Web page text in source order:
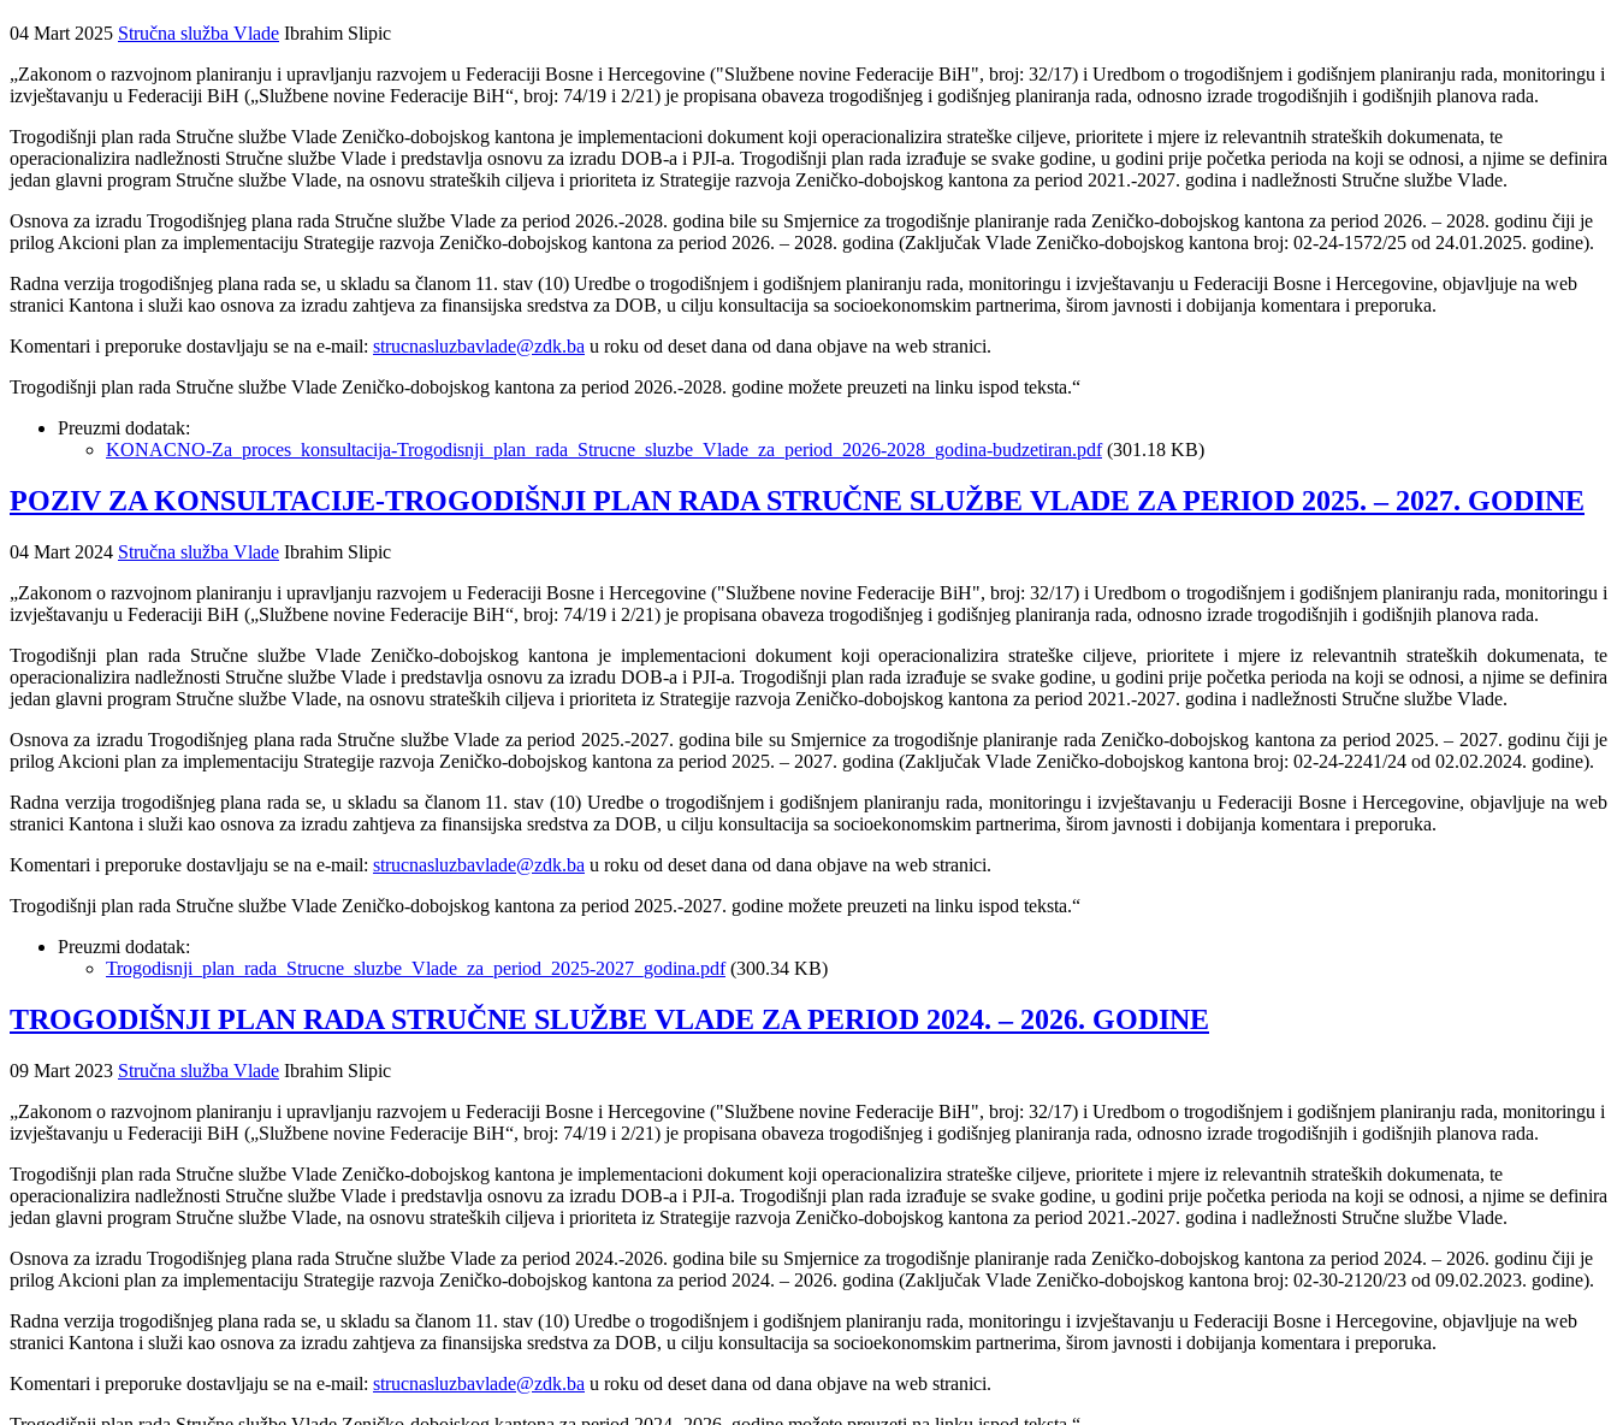
04 Mart 2025 Stručna služba Vlade Ibrahim Slipic
„Zakonom o razvojnom planiranju i upravljanju razvojem u Federaciji Bosne i Hercegovine ("Službene novine Federacije BiH", broj: 32/17) i Uredbom o trogodišnjem i godišnjem planiranju rada, monitoringu i
izvještavanju u Federaciji BiH („Službene novine Federacije BiH“, broj: 74/19 i 2/21) je propisana obaveza trogodišnjeg i godišnjeg planiranja rada, odnosno izrade trogodišnjih i godišnjih planova rada.
Trogodišnji plan rada Stručne službe Vlade Zeničko-dobojskog kantona je implementacioni dokument koji operacionalizira strateške ciljeve, prioritete i mjere iz relevantnih strateških dokumenata, te
operacionalizira nadležnosti Stručne službe Vlade i predstavlja osnovu za izradu DOB-a i PJI-a. Trogodišnji plan rada izrađuje se svake godine, u godini prije početka perioda na koji se odnosi, a njime se definira
jedan glavni program Stručne službe Vlade, na osnovu strateških ciljeva i prioriteta iz Strategije razvoja Zeničko-dobojskog kantona za period 2021.-2027. godina i nadležnosti Stručne službe Vlade.
Osnova za izradu Trogodišnjeg plana rada Stručne službe Vlade za period 2026.-2028. godina bile su Smjernice za trogodišnje planiranje rada Zeničko-dobojskog kantona za period 2026. – 2028. godinu čiji je
prilog Akcioni plan za implementaciju Strategije razvoja Zeničko-dobojskog kantona za period 2026. – 2028. godina (Zaključak Vlade Zeničko-dobojskog kantona broj: 02-24-1572/25 od 24.01.2025. godine).
Radna verzija trogodišnjeg plana rada se, u skladu sa članom 11. stav (10) Uredbe o trogodišnjem i godišnjem planiranju rada, monitoringu i izvještavanju u Federaciji Bosne i Hercegovine, objavljuje na web
stranici Kantona i služi kao osnova za izradu zahtjeva za finansijska sredstva za DOB, u cilju konsultacija sa socioekonomskim partnerima, širom javnosti i dobijanja komentara i preporuka.
Komentari i preporuke dostavljaju se na e-mail: strucnasluzbavlade@zdk.ba u roku od deset dana od dana objave na web stranici.
Trogodišnji plan rada Stručne službe Vlade Zeničko-dobojskog kantona za period 2026.-2028. godine možete preuzeti na linku ispod teksta.“
Preuzmi dodatak:
KONACNO-Za_proces_konsultacija-Trogodisnji_plan_rada_Strucne_sluzbe_Vlade_za_period_2026-2028_godina-budzetiran.pdf(301.18 KB)
POZIV ZA KONSULTACIJE-TROGODIŠNJI PLAN RADA STRUČNE SLUŽBE VLADE ZA PERIOD 2025. – 2027. GODINE
04 Mart 2024 Stručna služba Vlade Ibrahim Slipic
„Zakonom o razvojnom planiranju i upravljanju razvojem u Federaciji Bosne i Hercegovine ("Službene novine Federacije BiH", broj: 32/17) i Uredbom o trogodišnjem i godišnjem planiranju rada, monitoringu i
izvještavanju u Federaciji BiH („Službene novine Federacije BiH“, broj: 74/19 i 2/21) je propisana obaveza trogodišnjeg i godišnjeg planiranja rada, odnosno izrade trogodišnjih i godišnjih planova rada.
Trogodišnji plan rada Stručne službe Vlade Zeničko-dobojskog kantona je implementacioni dokument koji operacionalizira strateške ciljeve, prioritete i mjere iz relevantnih strateških dokumenata, te
operacionalizira nadležnosti Stručne službe Vlade i predstavlja osnovu za izradu DOB-a i PJI-a. Trogodišnji plan rada izrađuje se svake godine, u godini prije početka perioda na koji se odnosi, a njime se definira
jedan glavni program Stručne službe Vlade, na osnovu strateških ciljeva i prioriteta iz Strategije razvoja Zeničko-dobojskog kantona za period 2021.-2027. godina i nadležnosti Stručne službe Vlade.
Osnova za izradu Trogodišnjeg plana rada Stručne službe Vlade za period 2025.-2027. godina bile su Smjernice za trogodišnje planiranje rada Zeničko-dobojskog kantona za period 2025. – 2027. godinu čiji je
prilog Akcioni plan za implementaciju Strategije razvoja Zeničko-dobojskog kantona za period 2025. – 2027. godina (Zaključak Vlade Zeničko-dobojskog kantona broj: 02-24-2241/24 od 02.02.2024. godine).
Radna verzija trogodišnjeg plana rada se, u skladu sa članom 11. stav (10) Uredbe o trogodišnjem i godišnjem planiranju rada, monitoringu i izvještavanju u Federaciji Bosne i Hercegovine, objavljuje na web
stranici Kantona i služi kao osnova za izradu zahtjeva za finansijska sredstva za DOB, u cilju konsultacija sa socioekonomskim partnerima, širom javnosti i dobijanja komentara i preporuka.
Komentari i preporuke dostavljaju se na e-mail: strucnasluzbavlade@zdk.ba u roku od deset dana od dana objave na web stranici.
Trogodišnji plan rada Stručne službe Vlade Zeničko-dobojskog kantona za period 2025.-2027. godine možete preuzeti na linku ispod teksta.“
Preuzmi dodatak:
Trogodisnji_plan_rada_Strucne_sluzbe_Vlade_za_period_2025-2027_godina.pdf(300.34 KB)
TROGODIŠNJI PLAN RADA STRUČNE SLUŽBE VLADE ZA PERIOD 2024. – 2026. GODINE
09 Mart 2023 Stručna služba Vlade Ibrahim Slipic
„Zakonom o razvojnom planiranju i upravljanju razvojem u Federaciji Bosne i Hercegovine ("Službene novine Federacije BiH", broj: 32/17) i Uredbom o trogodišnjem i godišnjem planiranju rada, monitoringu i
izvještavanju u Federaciji BiH („Službene novine Federacije BiH“, broj: 74/19 i 2/21) je propisana obaveza trogodišnjeg i godišnjeg planiranja rada, odnosno izrade trogodišnjih i godišnjih planova rada.
Trogodišnji plan rada Stručne službe Vlade Zeničko-dobojskog kantona je implementacioni dokument koji operacionalizira strateške ciljeve, prioritete i mjere iz relevantnih strateških dokumenata, te
operacionalizira nadležnosti Stručne službe Vlade i predstavlja osnovu za izradu DOB-a i PJI-a. Trogodišnji plan rada izrađuje se svake godine, u godini prije početka perioda na koji se odnosi, a njime se definira
jedan glavni program Stručne službe Vlade, na osnovu strateških ciljeva i prioriteta iz Strategije razvoja Zeničko-dobojskog kantona za period 2021.-2027. godina i nadležnosti Stručne službe Vlade.
Osnova za izradu Trogodišnjeg plana rada Stručne službe Vlade za period 2024.-2026. godina bile su Smjernice za trogodišnje planiranje rada Zeničko-dobojskog kantona za period 2024. – 2026. godinu čiji je
prilog Akcioni plan za implementaciju Strategije razvoja Zeničko-dobojskog kantona za period 2024. – 2026. godina (Zaključak Vlade Zeničko-dobojskog kantona broj: 02-30-2120/23 od 09.02.2023. godine).
Radna verzija trogodišnjeg plana rada se, u skladu sa članom 11. stav (10) Uredbe o trogodišnjem i godišnjem planiranju rada, monitoringu i izvještavanju u Federaciji Bosne i Hercegovine, objavljuje na web
stranici Kantona i služi kao osnova za izradu zahtjeva za finansijska sredstva za DOB, u cilju konsultacija sa socioekonomskim partnerima, širom javnosti i dobijanja komentara i preporuka.
Komentari i preporuke dostavljaju se na e-mail: strucnasluzbavlade@zdk.ba u roku od deset dana od dana objave na web stranici.